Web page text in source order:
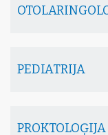
PEDIATRIJA
PROKTOLOĢIJA